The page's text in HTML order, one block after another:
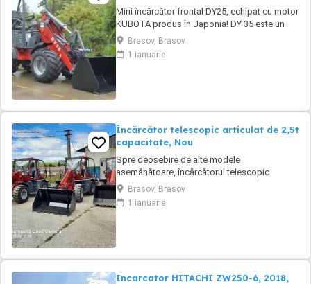
Mini încărcător frontal DY25, echipat cu motor
KUBOTA produs în Japonia! DY 35 este un
mini-încărcător frontal articulat NOU, destinat
lucrărilor în spații înguste, zootehnie și nu
numai, ideal pentru prestatorii de servicii în
Brasov, Brasov
1 ianuarie
Încărcător telescopic articulat de 2,5t
capacitate, Nou
Spre deosebire de alte modele
asemănătoare, încărcătorul telescopic
TL2500 are motor de 102cp, nu de 75cp și are
o structură care permite din fabrică echiparea
cu o cupă standard de 1,2mc. Telescopic nou
Brasov, Brasov
1 ianuarie
Incarcator HITACHI ZW250-6, 2018,